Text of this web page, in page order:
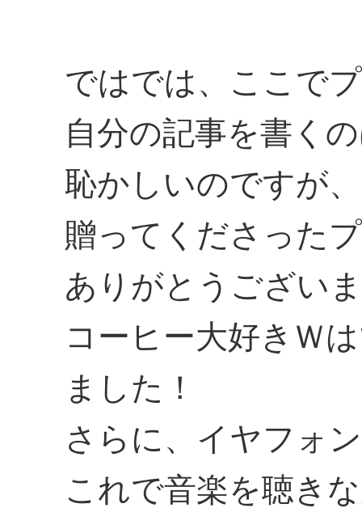
ではでは、ここで
自分の記事を書く
恥かしいのですが
贈ってくださった
ありがとうござい
コーヒー大好きＷ
ました！
さらに、イヤフォ
これで音楽を聴き